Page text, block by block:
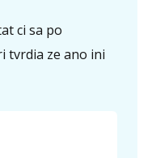
ci sa po
tvrdia ze ano ini